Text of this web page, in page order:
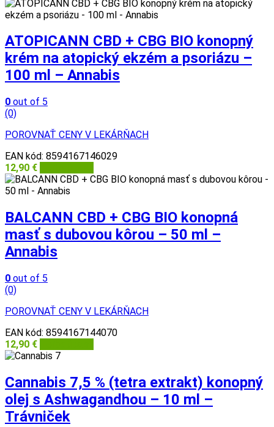
ATOPICANN CBD + CBG BIO konopný
krém na atopický ekzém a psoriázu –
100 ml – Annabis
0 out of 5
(0)
POROVNAŤ CENY V LEKÁRŇACH
EAN kód: 8594167146029
12,90 €
BALCANN CBD + CBG BIO konopná
masť s dubovou kôrou – 50 ml –
Annabis
0 out of 5
(0)
POROVNAŤ CENY V LEKÁRŇACH
EAN kód: 8594167144070
12,90 €
Cannabis 7,5 % (tetra extrakt) konopný
olej s Ashwagandhou – 10 ml –
Trávniček